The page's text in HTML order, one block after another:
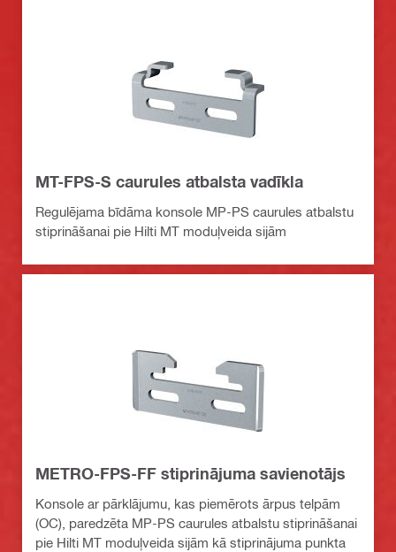
MT-FPS-S caurules atbalsta vadīkla
Regulējama bīdāma konsole MP-PS caurules atbalstu
stiprināšanai pie Hilti MT moduļveida sijām
METRO-FPS-FF stiprinājuma savienotājs
Konsole ar pārklājumu, kas piemērots ārpus telpām
(OC), paredzēta MP-PS caurules atbalstu stiprināšanai
pie Hilti MT moduļveida sijām kā stiprinājuma punkta